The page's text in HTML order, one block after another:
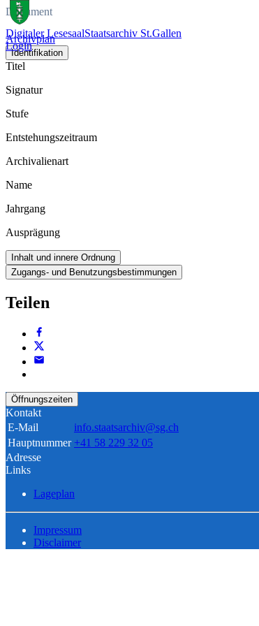
Digitaler LesesaalStaatsarchiv St.Gallen
Login
Dokument
Archivplan
Identifikation
Titel
Signatur
Stufe
Entstehungszeitraum
Archivalienart
Name
Jahrgang
Ausprägung
Inhalt und innere Ordnung
Zugangs- und Benutzungsbestimmungen
Teilen
Öffnungszeiten
Kontakt
E-Mail
info.staatsarchiv@sg.ch
Hauptnummer +41 58 229 32 05
Adresse
Links
Lageplan
Impressum
Disclaimer